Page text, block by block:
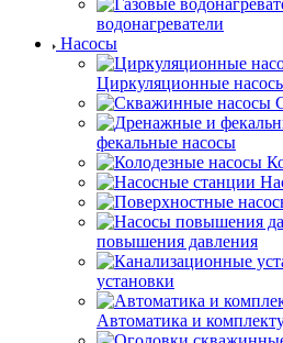
водонагреватели
Насосы
Циркуляционные
фекальные насосы
повышения давления
установки
Автоматика и